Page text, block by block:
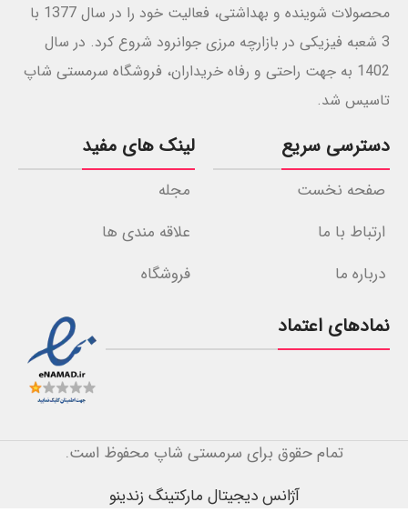
محصولات شوینده و بهداشتی، فعالیت خود را در سال 1377 با
3 شعبه فیزیکی در بازارچه مرزی جوانرود شروع کرد. در سال
1402 به جهت راحتی و رفاه خریداران، فروشگاه سرمستی شاپ
تاسیس شد.
دسترسی سریع
صفحه نخست
ارتباط با ما
درباره ما
لینک های مفید
مجله
علاقه مندی ها
فروشگاه
نمادهای اعتماد
تمام حقوق برای سرمستی شاپ محفوظ است.
آژانس دیجیتال مارکتینگ زندینو